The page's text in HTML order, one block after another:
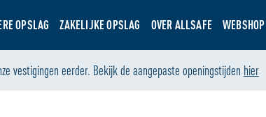
OPSLAG ZAKELIJKE OPSLAG OVER ALLSAFE WEBSHOP
vestigingen eerder. Bekijk de aangepaste openingstijden hier